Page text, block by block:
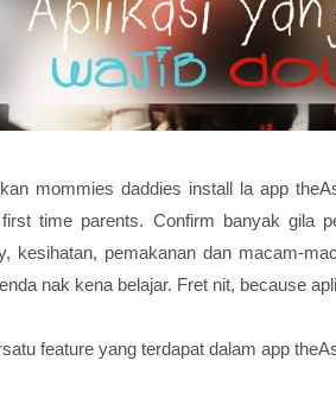
mommies daddies install la app
time parents. Confirm banyak gila
kesihatan, pemakanan dan macam-
nak kena belajar. Fret nit, because
feature yang terdapat dalam app